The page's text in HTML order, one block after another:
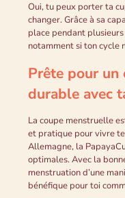
Oui, tu peux porter ta
changer. Grâce à sa
place pendant
notamment si ton cycle
Prête pour un
durable avec
La coupe menstruelle
et pratique pour vivre
Allemagne, la
optimales. Avec la
menstruation d’une
bénéfique pour toi